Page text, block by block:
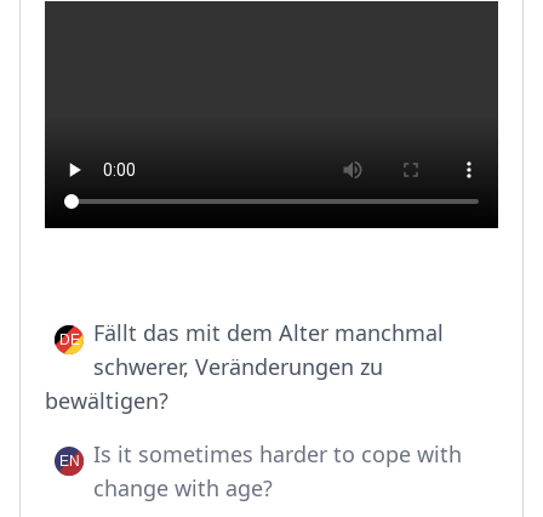
Fällt das mit dem Alter manchmal
schwerer, Veränderungen zu
bewältigen?
Is it sometimes harder to cope with
change with age?